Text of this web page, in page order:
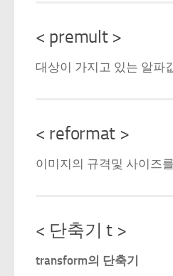
< premult >
대상이 가지고 있는 알파
< reformat >
이미지의 규격및 사이즈
< 단축기 t >
transform의 단축기